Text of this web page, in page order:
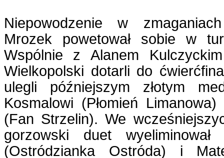
Niepowodzenie w
Mrozek powetował sobie w
Wspólnie z Alanem
Wielkopolski dotarli do
ulegli późniejszym złotym
Kosmalowi (Płomień
(Fan Strzelin). We
gorzowski duet wyeliminował
(Ostródzianka Ostróda) i